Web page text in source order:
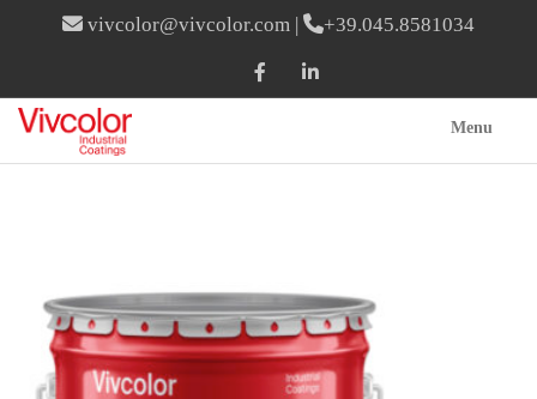
vivcolor@vivcolor.com | +39.045.8581034
Menu